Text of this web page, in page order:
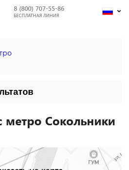
8 (800) 707-55-86
БЕСПЛАТНАЯ ЛИНИЯ
метро Сокольники